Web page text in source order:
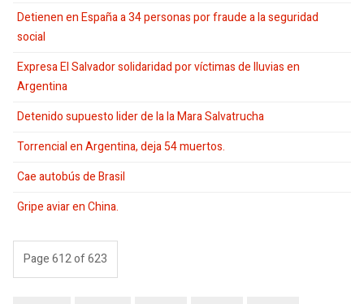
Detienen en España a 34 personas por fraude a la seguridad
social
Expresa El Salvador solidaridad por víctimas de lluvias en
Argentina
Detenido supuesto lider de la la Mara Salvatrucha
Torrencial en Argentina, deja 54 muertos.
Cae autobús de Brasil
Gripe aviar en China.
Page 612 of 623